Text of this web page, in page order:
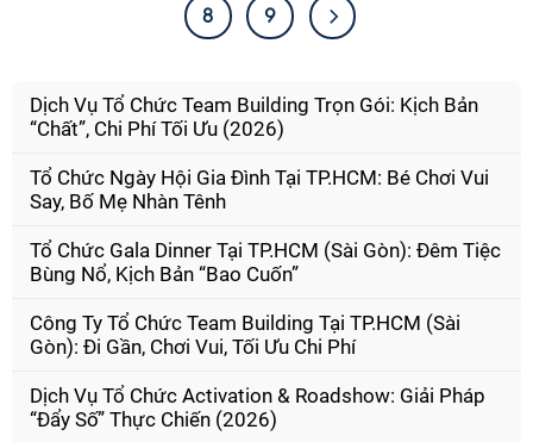
8
9
Dịch Vụ Tổ Chức Team Building Trọn Gói: Kịch Bản
“Chất”, Chi Phí Tối Ưu (2026)
Tổ Chức Ngày Hội Gia Đình Tại TP.HCM: Bé Chơi Vui
Say, Bố Mẹ Nhàn Tênh
Tổ Chức Gala Dinner Tại TP.HCM (Sài Gòn): Đêm Tiệc
Bùng Nổ, Kịch Bản “Bao Cuốn”
Công Ty Tổ Chức Team Building Tại TP.HCM (Sài
Gòn): Đi Gần, Chơi Vui, Tối Ưu Chi Phí
Dịch Vụ Tổ Chức Activation & Roadshow: Giải Pháp
“Đẩy Số” Thực Chiến (2026)